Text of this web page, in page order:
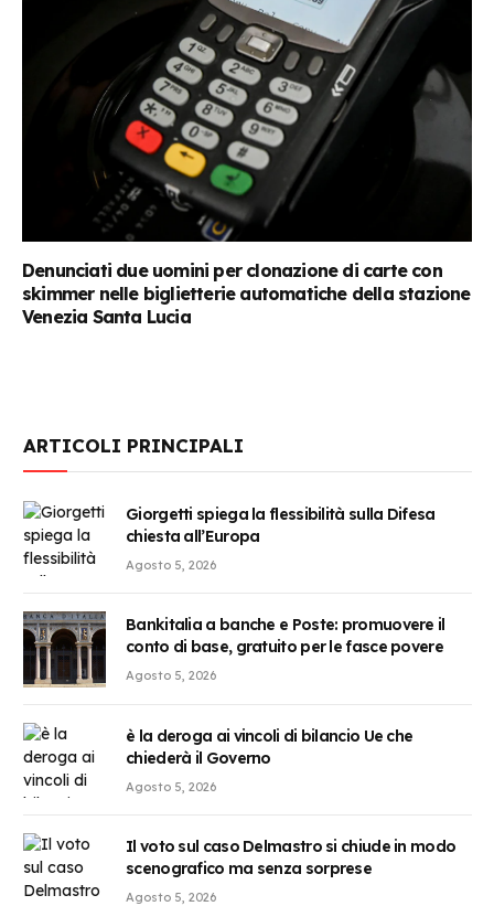
Denunciati due uomini per clonazione di carte con
skimmer nelle biglietterie automatiche della stazione
Venezia Santa Lucia
ARTICOLI PRINCIPALI
Giorgetti spiega la flessibilità sulla Difesa
chiesta all’Europa
Agosto 5, 2026
Bankitalia a banche e Poste: promuovere il
conto di base, gratuito per le fasce povere
Agosto 5, 2026
è la deroga ai vincoli di bilancio Ue che
chiederà il Governo
Agosto 5, 2026
Il voto sul caso Delmastro si chiude in modo
scenografico ma senza sorprese
Agosto 5, 2026